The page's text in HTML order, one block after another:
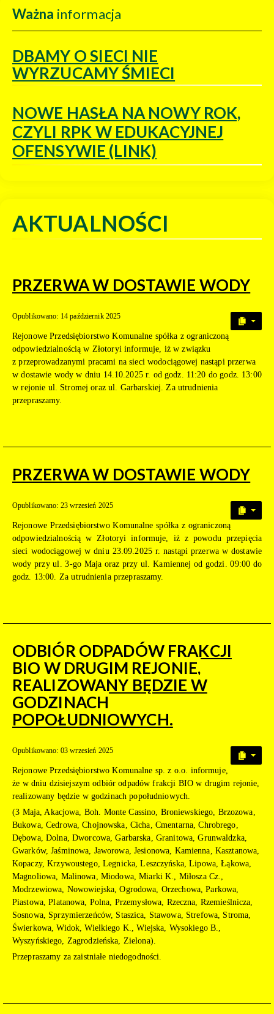
Ważna informacja
DBAMY O SIECI NIE
WYRZUCAMY ŚMIECI
NOWE HASŁA NA NOWY ROK,
CZYLI RPK W EDUKACYJNEJ
OFENSYWIE (LINK)
AKTUALNOŚCI
PRZERWA W DOSTAWIE WODY
Opublikowano: 14 październik 2025
Rejonowe Przedsiębiorstwo Komunalne spółka z ograniczoną
odpowiedzialnością w Złotoryi informuje, iż w związku
z przeprowadzanymi pracami na sieci wodociągowej nastąpi przerwa
w dostawie wody w dniu 14.10.2025 r. od godz. 11:20 do godz. 13:00
w rejonie ul. Stromej oraz ul. Garbarskiej. Za utrudnienia
przepraszamy.
PRZERWA W DOSTAWIE WODY
Opublikowano: 23 wrzesień 2025
Rejonowe Przedsiębiorstwo Komunalne spółka z ograniczoną
odpowiedzialnością w Złotoryi informuje, iż z powodu przepięcia
sieci wodociągowej w dniu 23.09.2025 r. nastąpi przerwa w dostawie
wody przy ul. 3-go Maja oraz przy ul. Kamiennej od godzi. 09:00 do
godz. 13:00. Za utrudnienia przepraszamy.
ODBIÓR ODPADÓW FRAKCJI
BIO W DRUGIM REJONIE,
REALIZOWANY BĘDZIE W
GODZINACH
POPOŁUDNIOWYCH.
Opublikowano: 03 wrzesień 2025
Rejonowe Przedsiębiorstwo Komunalne sp. z o.o. informuje,
że w dniu dzisiejszym odbiór odpadów frakcji BIO w drugim rejonie,
realizowany będzie w godzinach popołudniowych.
(3 Maja, Akacjowa, Boh. Monte Cassino, Broniewskiego, Brzozowa,
Bukowa, Cedrowa, Chojnowska, Cicha, Cmentarna, Chrobrego,
Dębowa, Dolna, Dworcowa, Garbarska, Granitowa, Grunwaldzka,
Gwarków, Jaśminowa, Jaworowa, Jesionowa, Kamienna, Kasztanowa,
Kopaczy, Krzywoustego, Legnicka, Leszczyńska, Lipowa, Łąkowa,
Magnoliowa, Malinowa, Miodowa, Miarki K., Miłosza Cz.,
Modrzewiowa, Nowowiejska, Ogrodowa, Orzechowa, Parkowa,
Piastowa, Platanowa, Polna, Przemysłowa, Rzeczna, Rzemieślnicza,
Sosnowa, Sprzymierzeńców, Staszica, Stawowa, Strefowa, Stroma,
Świerkowa, Widok, Wielkiego K., Wiejska, Wysokiego B.,
Wyszyńskiego, Zagrodzieńska, Zielona).
Przepraszamy za zaistniałe niedogodności.